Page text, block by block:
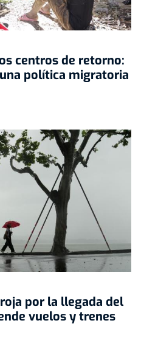
centros de retorno:
política migratoria
por la llegada del
vuelos y trenes